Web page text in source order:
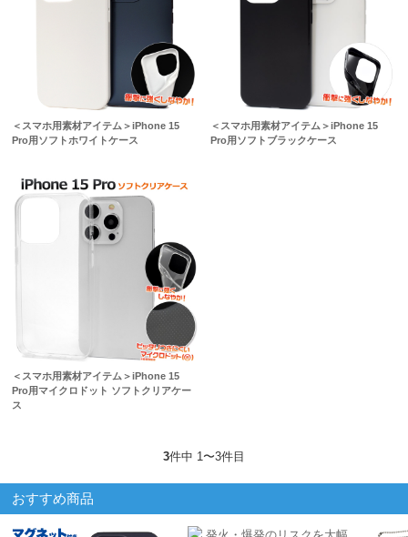
＜スマホ用素材アイテム＞iPhone 15
Pro用ソフトホワイトケース
＜スマホ用素材アイテム＞iPhone 15
Pro用ソフトブラックケース
＜スマホ用素材アイテム＞iPhone 15
Pro用マイクロドット ソフトクリアケー
ス
3件中 1〜3件目
おすすめ商品